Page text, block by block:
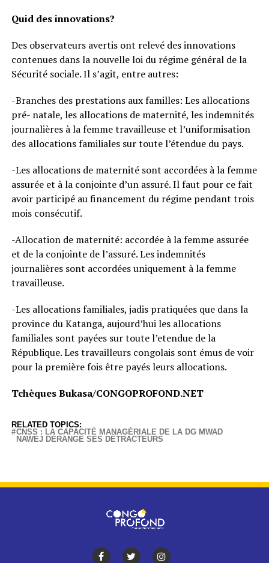
Quid des innovations?
Des observateurs avertis ont relevé des innovations
contenues dans la nouvelle loi du régime général de la
Sécurité sociale. Il s’agit, entre autres:
-Branches des prestations aux familles: Les allocations
pré- natale, les allocations de maternité, les indemnités
journalières à la femme travailleuse et l’uniformisation
des allocations familiales sur toute l’étendue du pays.
-Les allocations de maternité sont accordées à la femme
assurée et à la conjointe d’un assuré. Il faut pour ce fait
avoir participé au financement du régime pendant trois
mois consécutif.
-Allocation de maternité: accordée à la femme assurée
et de la conjointe de l’assuré. Les indemnités
journalières sont accordées uniquement à la femme
travailleuse.
-Les allocations familiales, jadis pratiquées que dans la
province du Katanga, aujourd’hui les allocations
familiales sont payées sur toute l’etendue de la
République. Les travailleurs congolais sont émus de voir
pour la première fois être payés leurs allocations.
Tchèques Bukasa/CONGOPROFOND.NET
RELATED TOPICS:
CNSS : LA CAPACITÉ MANAGÉRIALE DE LA DG MWAD
NAWEJ DÉRANGE SES DÉTRACTEURS